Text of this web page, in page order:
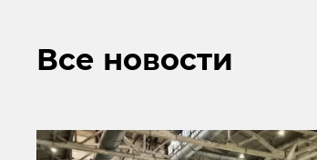
Все новости